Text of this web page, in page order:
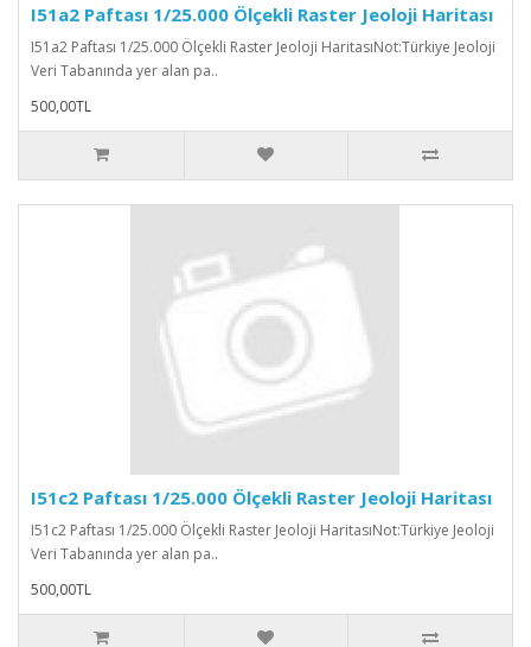
I51a2 Paftası 1/25.000 Ölçekli Raster Jeoloji Haritası
I51a2 Paftası 1/25.000 Ölçekli Raster Jeoloji HaritasıNot:Türkiye Jeoloji
Veri Tabanında yer alan pa..
500,00TL
I51c2 Paftası 1/25.000 Ölçekli Raster Jeoloji Haritası
I51c2 Paftası 1/25.000 Ölçekli Raster Jeoloji HaritasıNot:Türkiye Jeoloji
Veri Tabanında yer alan pa..
500,00TL